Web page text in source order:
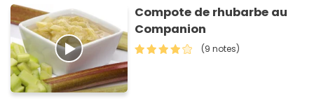
Compote de rhubarbe au
Companion
(9 notes)